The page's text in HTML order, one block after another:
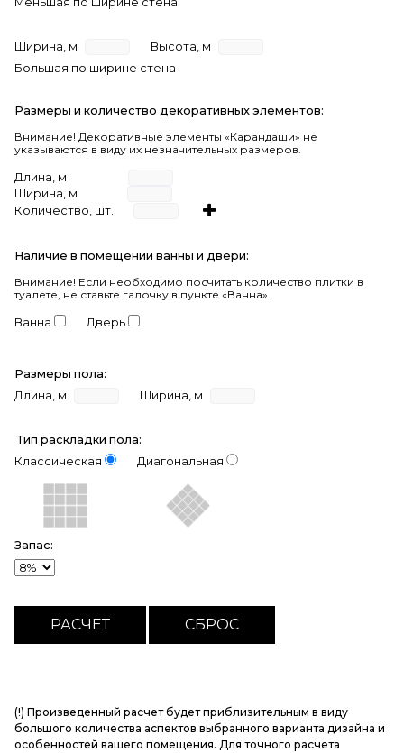
Ширина, м
Высота, м
Большая по ширине стена
Размеры и количество декоративных элементов:
Внимание! Декоративные элементы «Карандаши» не
указываются в виду их незначительных размеров.
Длина, м
Ширина, м
Количество, шт.
Наличие в помещении ванны и двери:
Внимание! Если необходимо посчитать количество плитки в
туалете, не ставьте галочку в пункте «Ванна».
Ванна Дверь
Размеры пола:
Длина, м
Ширина, м
Тип раскладки пола:
Классическая
Диагональная
Запас:
(!) Произведенный расчет будет приблизительным в виду
большого количества аспектов выбранного варианта дизайна и
особенностей вашего помещения. Для точного расчета